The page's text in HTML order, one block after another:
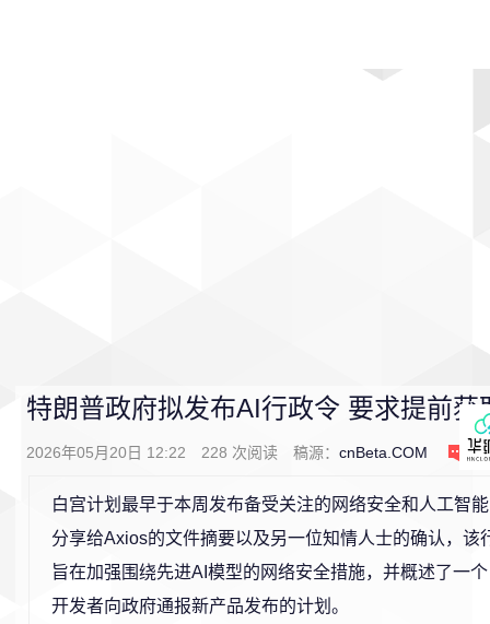
特朗普政府拟发布AI行政令 要求提前获
2026年05月20日 12:22 228 次阅读 稿源： cnBeta.COM 0
白宫计划最早于本周发布备受关注的网络安全和人工智
分享给Axios的文件摘要以及另一位知情人士的确认，该
旨在加强围绕先进AI模型的网络安全措施，并概述了一
开发者向政府通报新产品发布的计划。